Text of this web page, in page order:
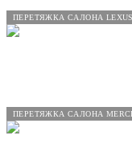
ПЕРЕТЯЖКА САЛОНА LEXUS